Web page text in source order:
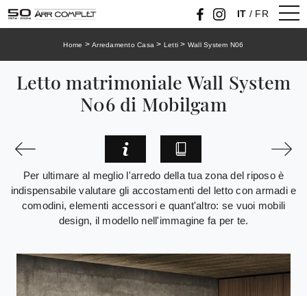
IT / FR
Home >Arredamento Casa > Letti > Wall System N06
Letto matrimoniale Wall System
N06 di Mobilgam
Per ultimare al meglio l'arredo della tua zona del riposo è
indispensabile valutare gli accostamenti del letto con armadi e
comodini, elementi accessori e quant'altro: se vuoi mobili
design, il modello nell'immagine fa per te.